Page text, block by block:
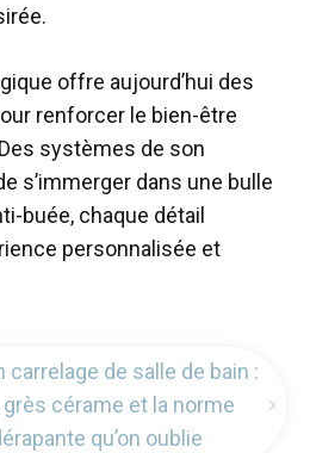
offre aujourd’hui des
renforcer le bien-être
systèmes de son
s’immerger dans une bulle
buée, chaque détail
personnalisée et
carrelage de salle de bain :
cérame et la norme
qu’on oublie